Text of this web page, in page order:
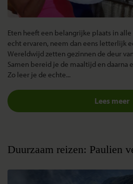
Eten heeft een belangrijke plaats in
echt ervaren, neem dan eens letterlijk
Wereldwijd zetten gezinnen de deur
Samen bereid je de maaltijd en daarna
Zo leer je de echte...
Lees meer
Duurzaam reizen: Paulien